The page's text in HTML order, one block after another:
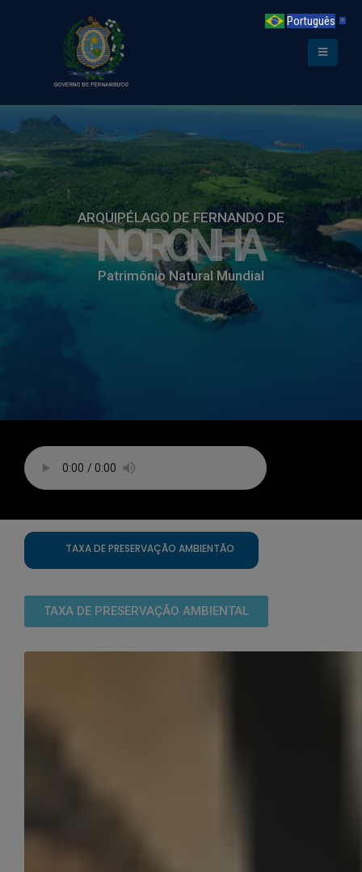
Patrimônio Natural Mundial
NORONHA
TAXA DE PRESERVAÇÃO AMBIENTÃO
TAXA DE PRESERVAÇÃO AMBIENTAL
Português ▼